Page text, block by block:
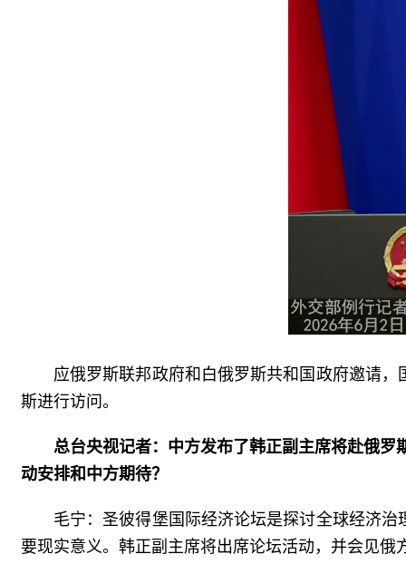
应俄罗斯联邦政府和白俄罗斯共和国政府邀请
斯进行访问。
总台央视记者：中方发布了韩正副主席将赴俄
动安排和中方期待？
毛宁：圣彼得堡国际经济论坛是探讨全球经济
要现实意义。韩正副主席将出席论坛活动，并会见